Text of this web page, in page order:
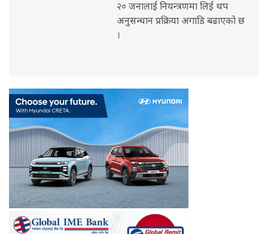
२० जनालाई नियन्त्रणमा लिई थप
अनुसन्धान प्रक्रिया अगाडि बढाएको छ
।